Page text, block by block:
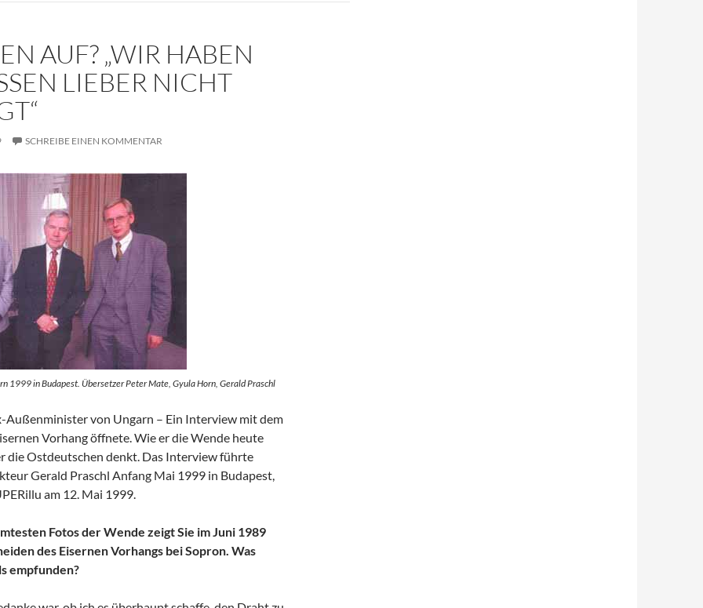
AUF? „WIR HABEN
LIEBER NICHT
SCHREIBE EINEN KOMMENTAR
1999 in Budapest. Übersetzer Peter Mate, Gyula Horn, Gerald Praschl
Außenminister von Ungarn – Ein Interview mit dem
Vorhang öffnete. Wie er die Wende heute
die Ostdeutschen denkt. Das Interview führte
Gerald Praschl Anfang Mai 1999 in Budapest,
am 12. Mai 1999.
Fotos der Wende zeigt Sie im Juni 1989
des Eisernen Vorhangs bei Sopron. Was
empfunden?